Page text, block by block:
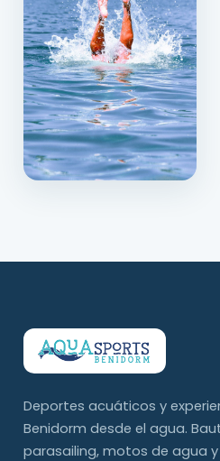
Deportes acuáticos y
Benidorm desde el agua.
parasailing, motos de agua